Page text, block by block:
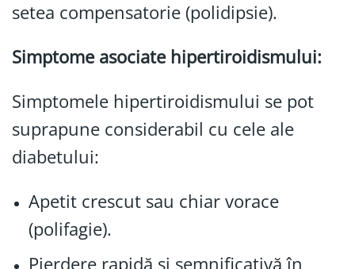
setea compensatorie (polidipsie).
Simptome asociate hipertiroidismului:
Simptomele hipertiroidismului se pot
suprapune considerabil cu cele ale
diabetului:
Apetit crescut sau chiar vorace
(polifagie).